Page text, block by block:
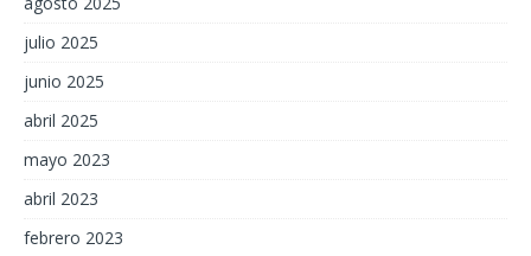
julio 2025
junio 2025
abril 2025
mayo 2023
abril 2023
febrero 2023